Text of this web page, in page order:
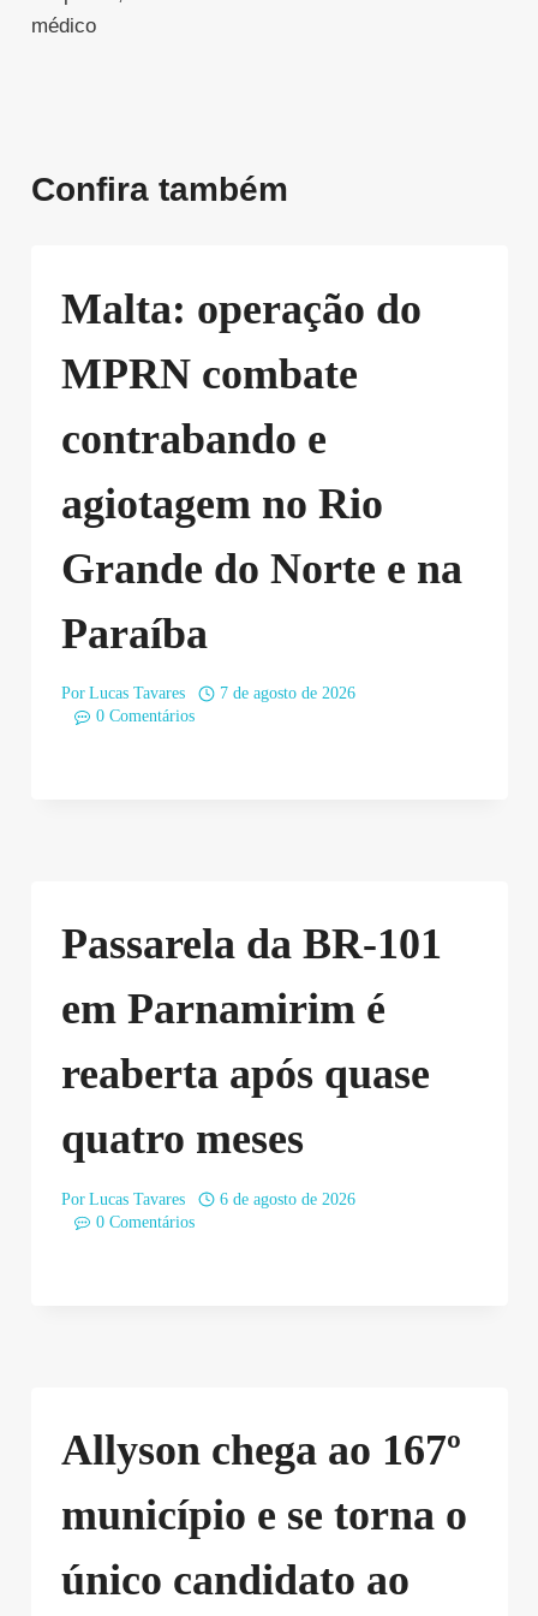
médico
Confira também
Malta: operação do
MPRN combate
contrabando e
agiotagem no Rio
Grande do Norte e na
Paraíba
Por Lucas Tavares
7 de agosto de 2026
0 Comentários
Passarela da BR-101
em Parnamirim é
reaberta após quase
quatro meses
Por Lucas Tavares
6 de agosto de 2026
0 Comentários
Allyson chega ao 167º
município e se torna o
único candidato ao